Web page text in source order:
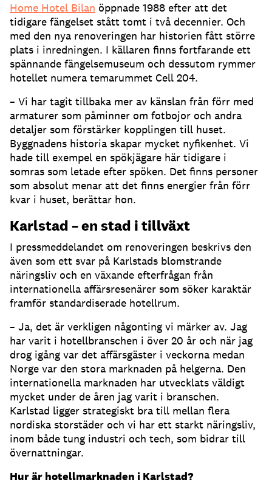
Home Hotel Bilan öppnade 1988 efter att det
tidigare fängelset stått tomt i två decennier. Och
med den nya renoveringen har historien fått större
plats i inredningen. I källaren finns fortfarande ett
spännande fängelsemuseum och dessutom rymmer
hotellet numera temarummet Cell 204.
– Vi har tagit tillbaka mer av känslan från förr med
armaturer som påminner om fotbojor och andra
detaljer som förstärker kopplingen till huset.
Byggnadens historia skapar mycket nyfikenhet. Vi
hade till exempel en spökjägare här tidigare i
somras som letade efter spöken. Det finns personer
som absolut menar att det finns energier från förr
kvar i huset, berättar hon.
Karlstad – en stad i tillväxt
I pressmeddelandet om renoveringen beskrivs den
även som ett svar på Karlstads blomstrande
näringsliv och en växande efterfrågan från
internationella affärsresenärer som söker karaktär
framför standardiserade hotellrum.
– Ja, det är verkligen någonting vi märker av. Jag
har varit i hotellbranschen i över 20 år och när jag
drog igång var det affärsgäster i veckorna medan
Norge var den stora marknaden på helgerna. Den
internationella marknaden har utvecklats väldigt
mycket under de åren jag varit i branschen.
Karlstad ligger strategiskt bra till mellan flera
nordiska storstäder och vi har ett starkt näringsliv,
inom både tung industri och tech, som bidrar till
övernattningar.
Hur är hotellmarknaden i Karlstad?